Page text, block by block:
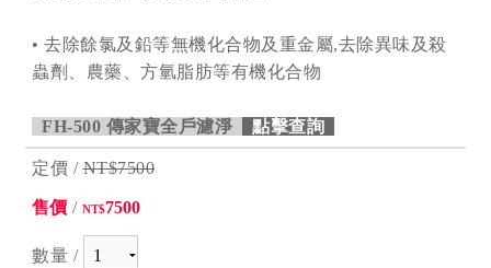
• 去除餘氯及鉛等無機化合物及重金屬,去除異味及殺
蟲劑、農藥、方氫脂肪等有機化合物
FH-500 傳家寶全戶濾淨 點擊查詢
定價 /NT$7500
售價 / NT$7500
數量 /